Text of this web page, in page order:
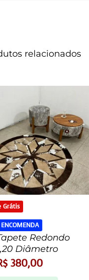
relacionados
Grátis
Redondo
Diâmetro
380,00